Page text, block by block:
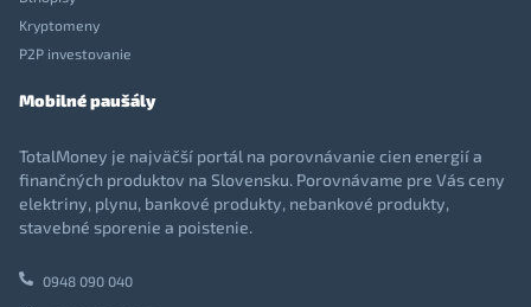
Kryptomeny
P2P investovanie
Mobilné paušály
TotalMoney je najväčší portál na porovnávanie cien energií a
finančných produktov na Slovensku. Porovnávame pre Vás ceny
elektriny, plynu, bankové produkty, nebankové produkty,
stavebné sporenie a poistenie.
0948 090 040